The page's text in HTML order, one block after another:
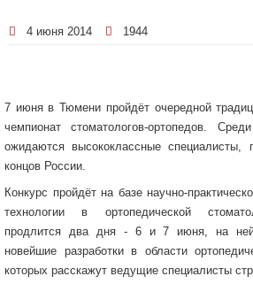
4 июня 2014 1944
7 июня в Тюмени пройдёт очередной
чемпионат стоматологов-ортопедов.
ожидаются высококлассные специалисты,
концов России.
Конкурс пройдёт на базе научно-
технологии в ортопедической
продлится два дня - 6 и 7 июня, на ней
новейшие разработки в области
которых расскажут ведущие специалисты